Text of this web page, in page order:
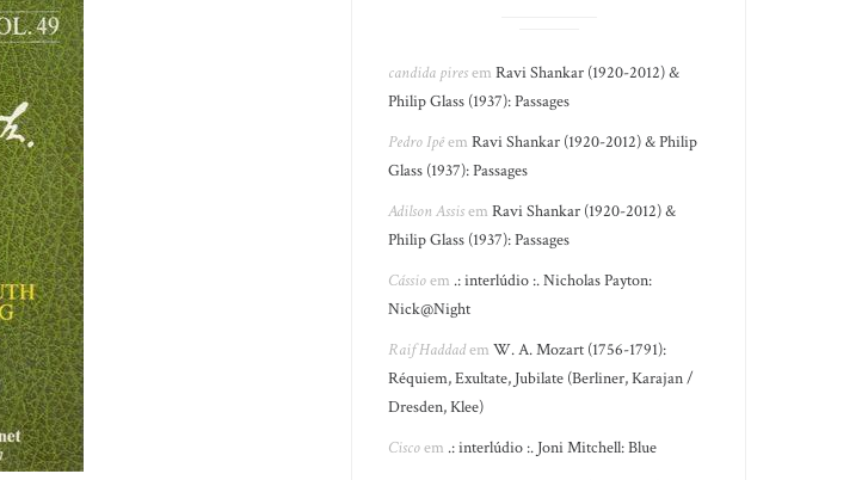
candida piresemRavi Shankar (1920-2012) &
Philip Glass (1937): Passages
Pedro IpêemRavi Shankar (1920-2012) & Philip
Glass (1937): Passages
Adilson AssisemRavi Shankar (1920-2012) &
Philip Glass (1937): Passages
Cássioem .: interlúdio :. Nicholas Payton:
Nick@Night
Raif HaddademW. A. Mozart (1756-1791):
Réquiem, Exultate, Jubilate (Berliner, Karajan /
Dresden, Klee)
Ciscoem .: interlúdio :. Joni Mitchell: Blue